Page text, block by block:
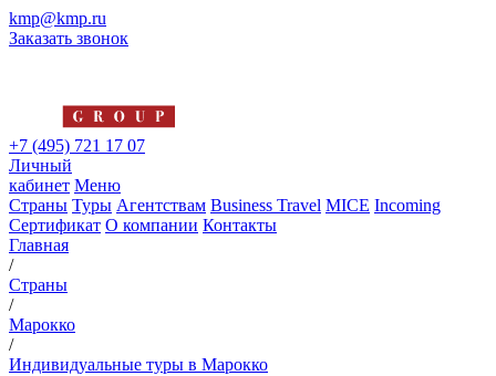
kmp@kmp.ru
Заказать звонок
+7 (495) 721 17 07
Личный
кабинет Меню
Страны Туры Агентствам Business Travel MICE Incoming
Сертификат О компании Контакты
Главная
/
Страны
/
Марокко
/
Индивидуальные туры в Марокко